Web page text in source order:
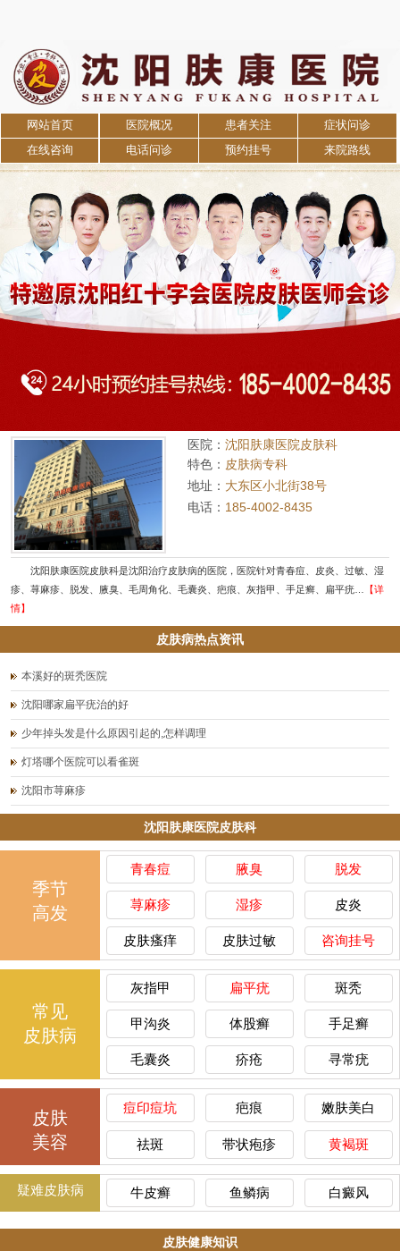
网站首页 医院概况 患者关注 症状问诊
在线咨询 电话问诊 预约挂号 来院路线
医院： 沈阳肤康医院皮肤科
特色： 皮肤病专科
地址： 大东区小北街38号
电话： 185-4002-8435
沈阳肤康医院皮肤科是沈阳治疗皮肤病的医院，医院针对青春痘、皮炎、过敏、湿
疹、荨麻疹、脱发、腋臭、毛周角化、毛囊炎、疤痕、灰指甲、手足癣、扁平疣…
【详
情】
皮肤病热点资讯
本溪好的斑秃医院
沈阳哪家扁平疣治的好
少年掉头发是什么原因引起的,怎样调理
灯塔哪个医院可以看雀斑
沈阳市荨麻疹
沈阳肤康医院皮肤科
季节
高发
青春痘 腋臭 脱发
荨麻疹 湿疹 皮炎
皮肤瘙痒 皮肤过敏 咨询挂号
常见
皮肤病
灰指甲 扁平疣 斑秃
甲沟炎 体股癣 手足癣
毛囊炎 疥疮 寻常疣
皮肤
美容
痘印痘坑 疤痕 嫩肤美白
祛斑 带状疱疹 黄褐斑
疑难皮肤病 牛皮癣 鱼鳞病 白癜风
皮肤健康知识